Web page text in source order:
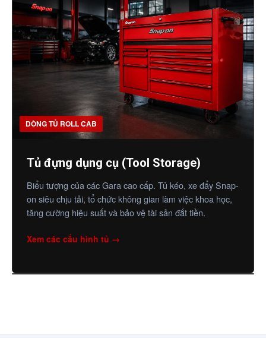
DÒNG TỦ ROLL CAB
Tủ đựng dụng cụ (Tool Storage)
Biểu tượng của các Gara cao cấp. Tủ kéo, xe đẩy Snap-
on siêu chịu tải, tổ chức không gian làm việc khoa học,
tăng cường hiệu suất và bảo vệ tài sản đắt tiền.
Xem các cấu hình tủ →